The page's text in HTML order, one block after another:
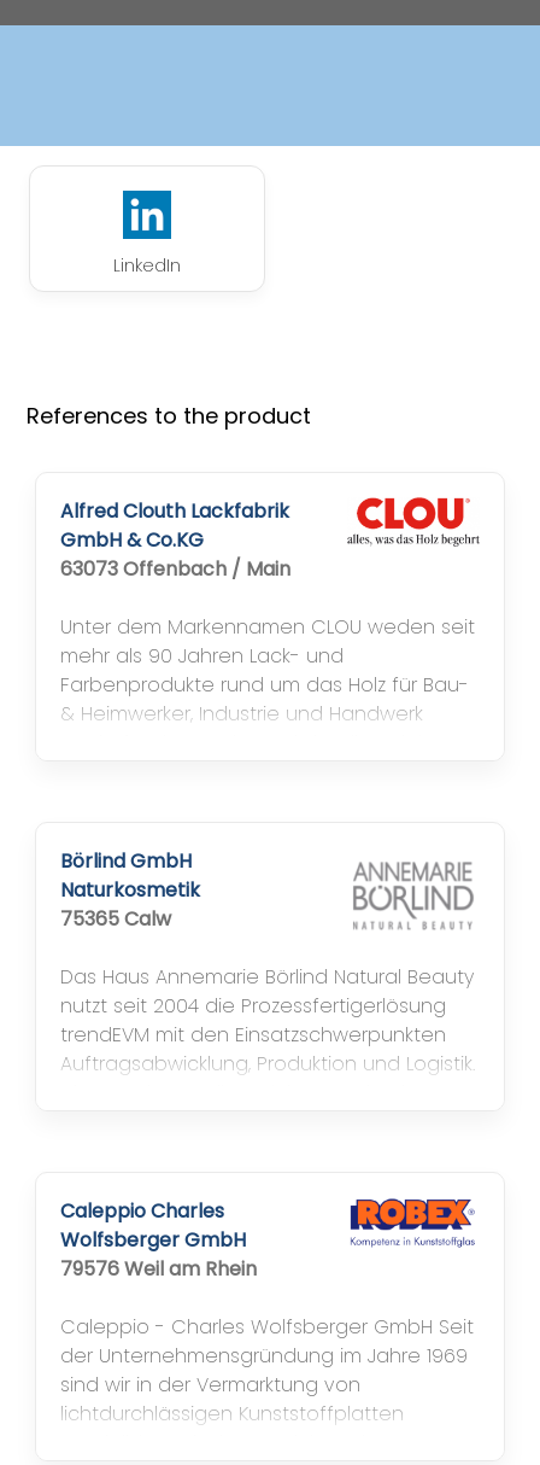
LinkedIn
References to the product
Alfred Clouth Lackfabrik
GmbH & Co.KG
63073 Offenbach / Main
Unter dem Markennamen CLOU weden seit
mehr als 90 Jahren Lack- und
Farbenprodukte rund um das Holz für Bau-
& Heimwerker, Industrie und Handwerk
Chemie-Unternehmen mit dem
Umweltpreis "Glanzlicht der Umweltallianz
Hessen" ausgezeichnet. Tradition...
Börlind GmbH
Naturkosmetik
75365 Calw
Das Haus Annemarie Börlind Natural Beauty
nutzt seit 2004 die Prozessfertigerlösung
trendEVM mit den Einsatzschwerpunkten
Auftragsabwicklung, Produktion und Logistik.
Pionierin der Naturkosmetik Vor über 50
Jahren, am 1. Janur 1959, gründeten...
Caleppio Charles
Wolfsberger GmbH
79576 Weil am Rhein
Caleppio - Charles Wolfsberger GmbH Seit
der Unternehmensgründung im Jahre 1969
sind wir in der Vermarktung von
lichtdurchlässigen Kunststoffplatten